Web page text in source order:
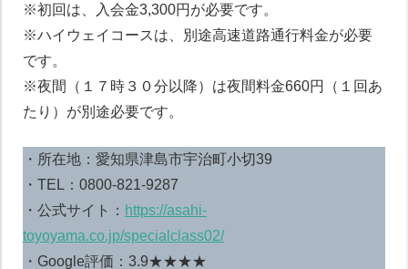
※初回は、入会金3,300円が必要です。
※ハイウェイコースは、別途高速道路通行料金が必要
です。
※夜間（１７時３０分以降）は夜間料金660円（１回あ
たり）が別途必要です。
・所在地：愛知県津島市宇治町小切39
・TEL：0800-821-9287
・公式サイト： https://asahi-
toyoyama.co.jp/specialclass02/
・Google評価：3.9★★★★